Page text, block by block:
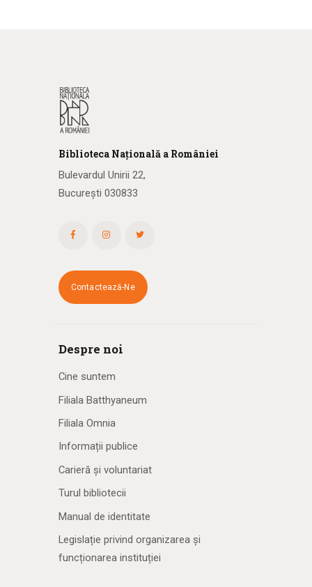
Biblioteca Națională a României
Bulevardul Unirii 22,
București 030833
Contactează-Ne
Despre noi
Cine suntem
Filiala Batthyaneum
Filiala Omnia
Informații publice
Carieră și voluntariat
Turul bibliotecii
Manual de identitate
Legislație privind organizarea și
funcționarea instituției